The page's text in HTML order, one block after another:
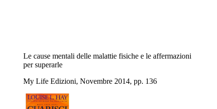
Le cause mentali delle malattie fisiche e le affermazioni
per superarle
My Life Edizioni, Novembre 2014, pp. 136